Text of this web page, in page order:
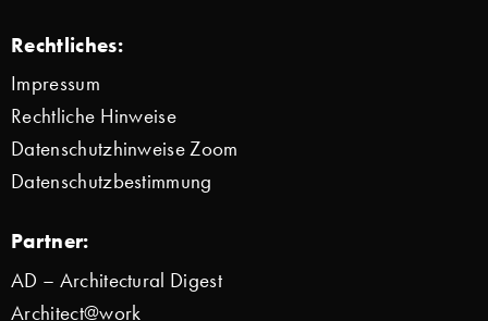
Rechtliches:
Impressum
Rechtliche Hinweise
Datenschutzhinweise Zoom
Datenschutzbestimmung
Partner:
AD – Architectural Digest
Architect@work